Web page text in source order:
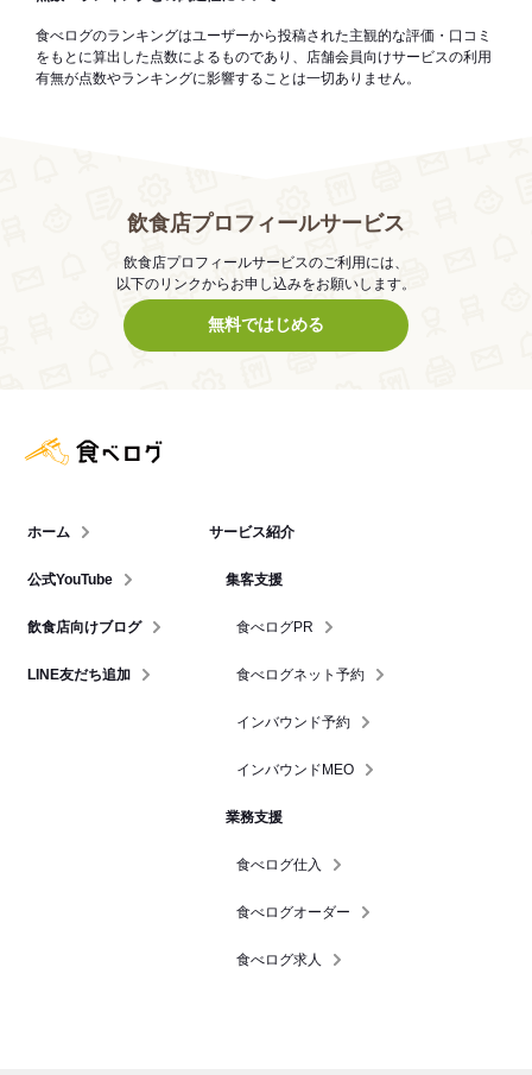
食べログのランキングはユーザーから投稿された主観的な評価・口コミ
をもとに算出した点数によるものであり、店舗会員向けサービスの利用
有無が点数やランキングに影響することは一切ありません。
飲食店プロフィールサービス
飲食店プロフィールサービスのご利用には、
以下のリンクからお申し込みをお願いします。
無料ではじめる
ホーム
公式YouTube
飲食店向けブログ
LINE友だち追加
サービス紹介
集客支援
食べログPR
食べログネット予約
インバウンド予約
インバウンドMEO
業務支援
食べログ仕入
食べログオーダー
食べログ求人